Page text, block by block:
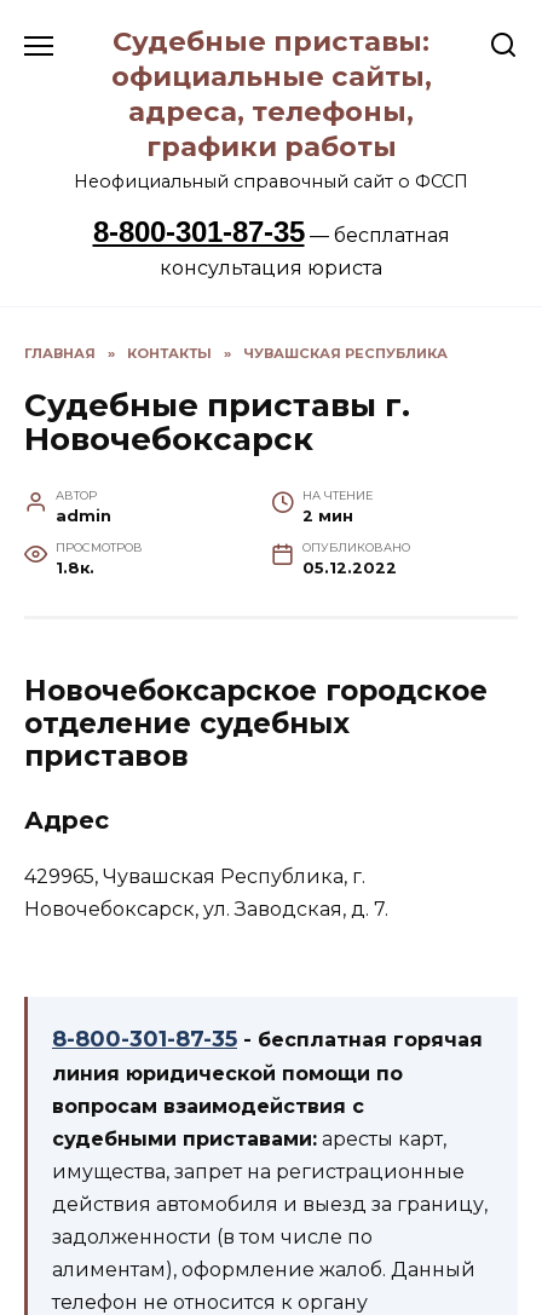
содержанию
Судебные приставы:
официальные сайты,
адреса, телефоны,
графики работы
Неофициальный справочный сайт о ФССП
8-800-301-87-35— бесплатная
консультация юриста
ГЛАВНАЯ » КОНТАКТЫ » ЧУВАШСКАЯ РЕСПУБЛИКА
Судебные приставы г.
Новочебоксарск
АВТОР
admin
НА ЧТЕНИЕ
2 мин
ПРОСМОТРОВ
1.8к.
ОПУБЛИКОВАНО
05.12.2022
Новочебоксарское городское
отделение судебных
приставов
Адрес
429965, Чувашская Республика, г.
Новочебоксарск, ул. Заводская, д. 7.
8-800-301-87-35 - бесплатная горячая
линия юридической помощи по
вопросам взаимодействия с
судебными приставами: аресты карт,
имущества, запрет на регистрационные
действия автомобиля и выезд за границу,
задолженности (в том числе по
алиментам), оформление жалоб. Данный
телефон не относится к органу